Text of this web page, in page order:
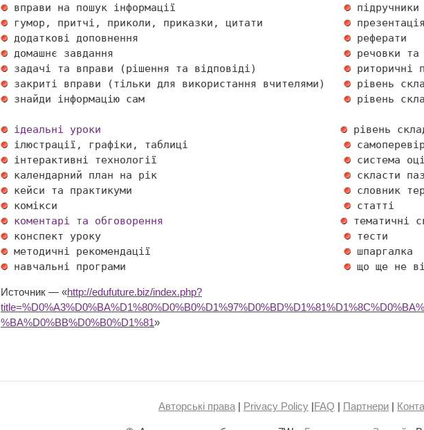
вправи на пошук інформації
гумор, притчі, приколи, приказки, цитати
додаткові доповнення
домашнє завдання
задачі та вправи (рішення та відповіді)
закриті вправи (тільки для використання вчителями)
знайди інформацію сам
рівень
ідеальні уроки
ілюстрації, графіки, таблиці
інтерактивні технології
календарний план на рік
кейси та практикуми
комікси
коментарі та обговорення
конспект уроку
методичні рекомендації
навчальні програми
Источник — «http://edufuture.biz/index.php?
%BA%D0%BB%D0%B0%D1%81»
Авторські права | Privacy Policy |FAQ | Партнери |